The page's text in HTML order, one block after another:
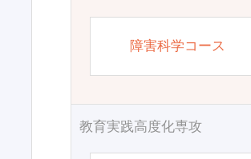
障害科学コース
教育実践高度化専攻